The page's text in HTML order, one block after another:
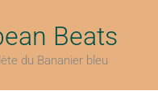
Beats
du Bananier bleu